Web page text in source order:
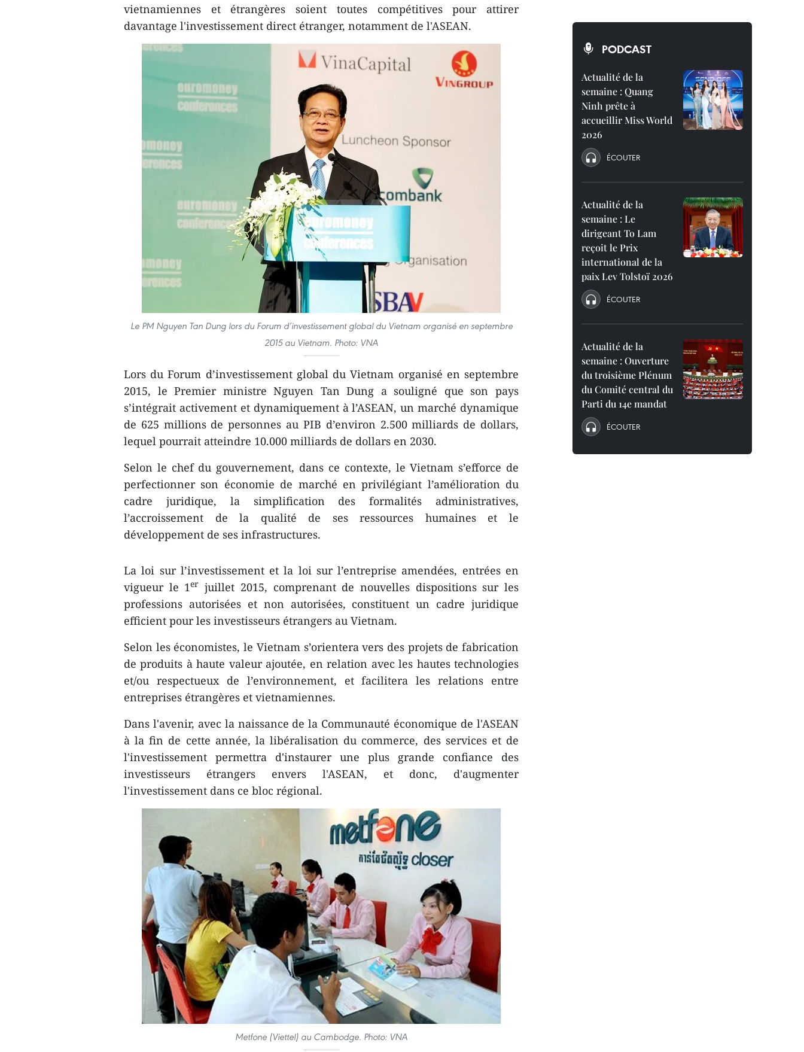
vietnamiennes et étrangères soient toutes compétitives pour attirer
davantage l'investissement direct étranger, notamment de l'ASEAN.
Le PM Nguyen Tan Dung lors du Forum d’investissement global du Vietnam ​organisé en septembre
2015 au Vietnam. Photo: VNA
Lors du Forum d’investissement global du Vietnam ​organisé en septembre
2015, le Premier ministre Nguyen Tan Dung a souligné que ​son pays
s’intégrait activement et dynamiquement à l’ASEAN, un marché dynamique
de 625 millions ​de personnes ​au PIB d’environ 2.500 milliards de dollars,
lequel pourrait atteindre 10.000 milliards de dollars en 2030.
Selon le chef du gouvernement, dans ce contexte, le Vietnam s’efforce de
perfectionner son économie de marché en privilégiant l’amélioration du
cadre juridique, la simplification des formalités administratives,
l’accroissement de la qualité de ses ressources humaines et le
développement de ses infrastructures.
La loi sur l’investissement et la loi sur l’entreprise amendées, entrées en
vigueur le 1er juillet 2015, comprenant de nouvelles dispositions sur les
professions autorisées et non autorisées, constituent ​un cadre juridique
efficient pour les investisseurs étrangers au Vietnam.
Selon les économistes, le Vietnam s’orientera vers des projets de fabrication
de produits à haute valeur ajoutée, en relation avec les hautes technologies
et/ou respectueux de l’environnement, et facilitera les relations entre
entreprises étrangères et vietnamiennes.
Dans l'avenir, avec la naissance de la Communauté économique de l'ASEAN
à la fin de cette année​, la libéralisation du commerce, des services et de
l'investissement permettr​a d'instaurer une plus grande confiance des
investisseurs étrangers envers l'ASEAN, et donc, ​d'augmenter
l'investissement dans ce bloc régional.
Metfone (Viettel) au Cambodge. Photo: VNA
PODCAST
Actualité de la
semaine : Quang
Ninh prête à
accueillir Miss World
2026
ÉCOUTER
Actualité de la
semaine : Le
dirigeant To Lam
reçoit le Prix
international de la
paix Lev Tolstoï 2026
ÉCOUTER
Actualité de la
semaine : Ouverture
du troisième Plénum
du Comité central du
Parti du 14e mandat
ÉCOUTER